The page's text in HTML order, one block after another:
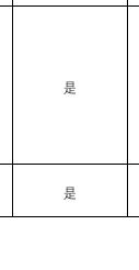
是
是